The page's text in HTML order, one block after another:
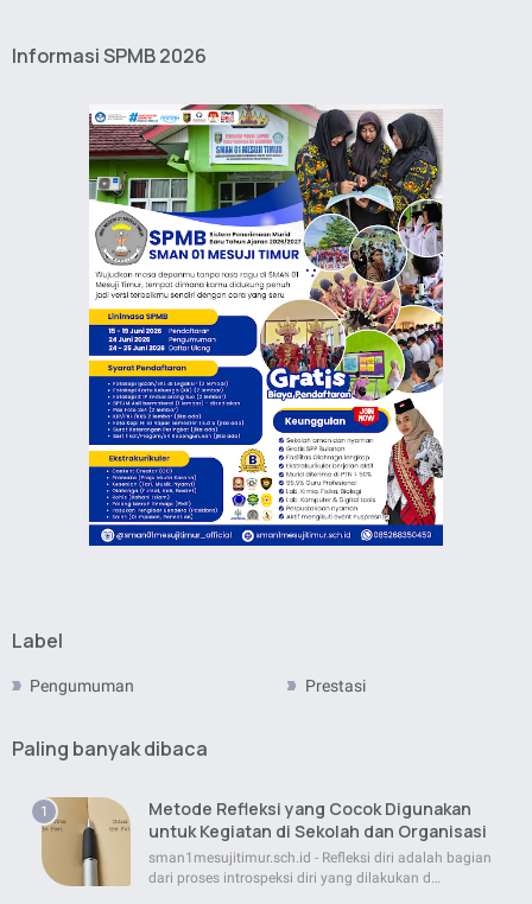
Informasi SPMB 2026
Label
Pengumuman Prestasi
Paling banyak dibaca
Metode Refleksi yang Cocok Digunakan
untuk Kegiatan di Sekolah dan Organisasi
sman1mesujitimur.sch.id - Refleksi diri adalah bagian
dari proses introspeksi diri yang dilakukan d…